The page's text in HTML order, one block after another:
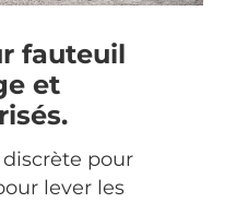
fauteuil
et
pour
lever les